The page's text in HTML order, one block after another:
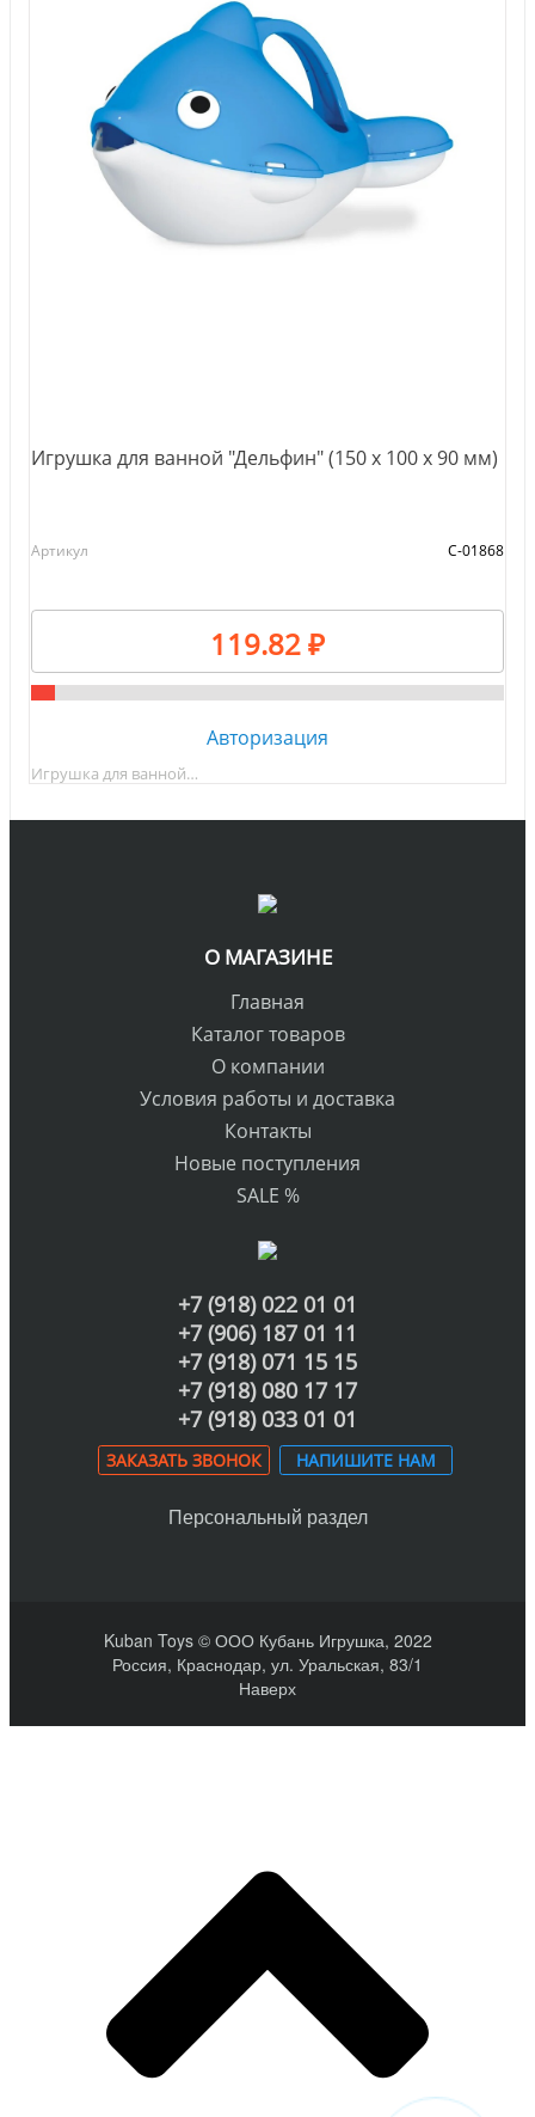
Игрушка для ванной "Дельфин" (150 х 100 х 90 мм)
Артикул С-01868
119.82 ₽
Авторизация
Игрушка для ванной…
О МАГАЗИНЕ
Главная
Каталог товаров
О компании
Условия работы и доставка
Контакты
Новые поступления
SALE %
+7 (918) 022 01 01
+7 (906) 187 01 11
+7 (918) 071 15 15
+7 (918) 080 17 17
+7 (918) 033 01 01
ЗАКАЗАТЬ ЗВОНОК НАПИШИТЕ НАМ
Персональный раздел
Kuban Toys © ООО Кубань Игрушка, 2022
Россия, Краснодар, ул. Уральская, 83/1
Наверх